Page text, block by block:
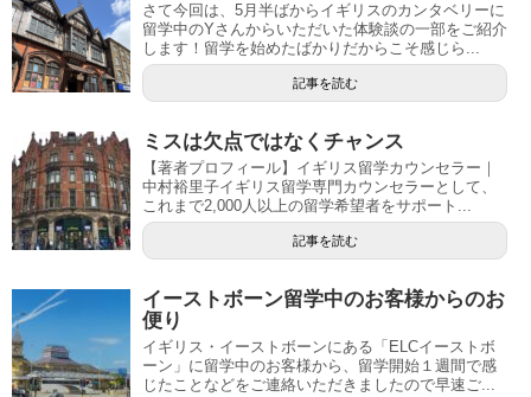
さて今回は、5月半ばからイギリスのカンタベリーに
留学中のYさんからいただいた体験談の一部をご紹介
します！留学を始めたばかりだからこそ感じら...
記事を読む
ミスは欠点ではなくチャンス
【著者プロフィール】イギリス留学カウンセラー｜
中村裕里子イギリス留学専門カウンセラーとして、
これまで2,000人以上の留学希望者をサポート...
記事を読む
イーストボーン留学中のお客様からのお
便り
イギリス・イーストボーンにある「ELCイーストボ
ーン」に留学中のお客様から、留学開始１週間で感
じたことなどをご連絡いただきましたので早速ご...